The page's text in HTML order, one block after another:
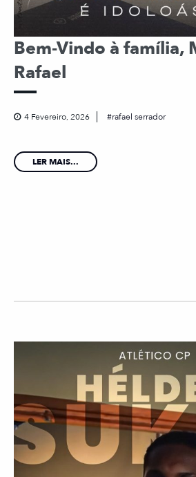
Bem-Vindo à família,
Rafael
4 Fevereiro, 2026 rafael serrador
LER MAIS...